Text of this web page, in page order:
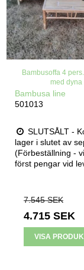
Bambusoffa 4
med dyna
Bambusa line
501013
SLUTSÅLT -
lager i slutet av
(Förbeställning -
först pengar vid
7.545 SEK
4.715 SEK
VISA